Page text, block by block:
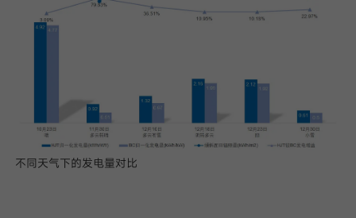
不同天气下的发电量对比